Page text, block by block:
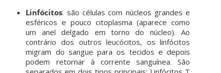
Linfócitos: são células com núcleos grandes e
esféricos e pouco citoplasma (aparece como
um anel delgado em torno do núcleo). Ao
contrário dos outros leucócitos, os linfócitos
migram do sangue para os tecidos e depois
podem retornar à corrente sanguínea. São